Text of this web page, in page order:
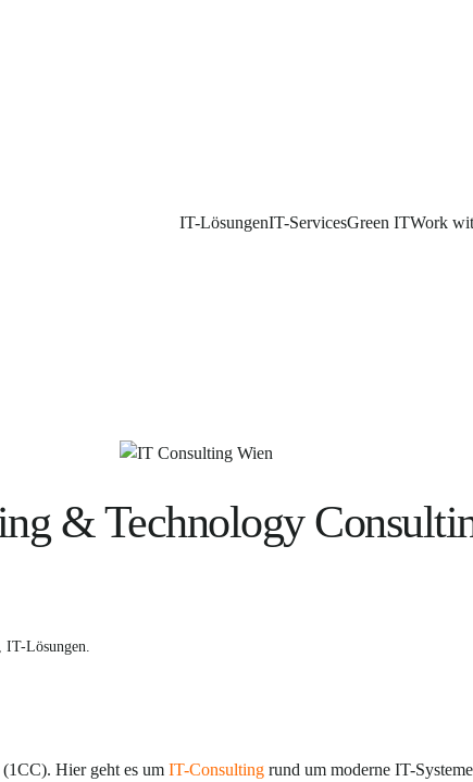
IT-LösungenIT-ServicesGreen ITWork
& Technology
, IT-Lösungen.
Hier geht es um IT-Consulting rund um moderne IT-